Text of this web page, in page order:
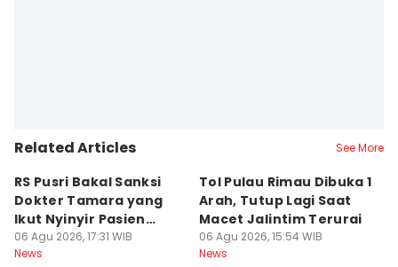
Related Articles See More
RS Pusri Bakal Sanksi
Dokter Tamara yang
Ikut Nyinyir Pasien
Yurizal
06 Agu 2026, 17:31 WIB
News
Tol Pulau Rimau Dibuka 1
Arah, Tutup Lagi Saat
Macet Jalintim Terurai
06 Agu 2026, 15:54 WIB
News